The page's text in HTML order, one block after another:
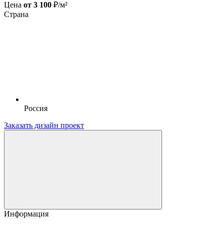
Цена от 3 100 ₽/м²
Страна
Россия
Заказать дизайн проект
Информация